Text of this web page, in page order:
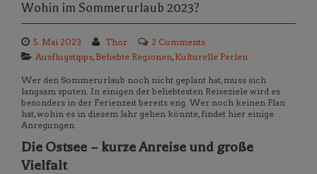
Wohin im Sommerurlaub 2023?
5. Mai 2023 Thor
2 Comments
Ausflugstipps, Beliebte Regionen, Kulturelle Perlen
Wer den Sommerurlaub noch nicht geplant hat, muss sich
langsam sputen. In einigen der beliebtesten Reiseziele wird es
besonders in der Ferienzeit bereits eng. Wer noch keinen Plan
hat, wohin es in diesem Jahr gehen könnte, findet hier einige
Anregungen.
Die Ostsee – kurze Anreise und große
Vielfalt